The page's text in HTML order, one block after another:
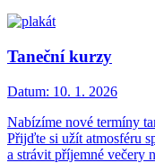
Taneční kurzy
Datum: 10. 1. 2026
Nabízíme nové termíny
Přijďte si užít atmosféru
a strávit příjemné večery